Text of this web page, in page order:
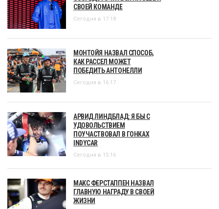
СВОЕЙ КОМАНДЕ
Сегодня в 17:18
МОНТОЙЯ НАЗВАЛ СПОСОБ,
КАК РАССЕЛ МОЖЕТ
ПОБЕДИТЬ АНТОНЕЛЛИ
Сегодня в 16:17
АРВИД ЛИНДБЛАД: Я БЫ С
УДОВОЛЬСТВИЕМ
ПОУЧАСТВОВАЛ В ГОНКАХ
INDYCAR
Сегодня в 15:16
МАКС ФЕРСТАППЕН НАЗВАЛ
ГЛАВНУЮ НАГРАДУ В СВОЕЙ
ЖИЗНИ